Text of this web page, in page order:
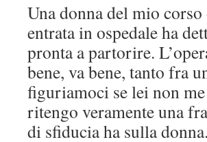
Una donna del mio
entrata in ospedale ha
pronta a partorire.
bene, va bene, tanto fra
figuriamoci se lei non
ritengo veramente una
di sfiducia ha sulla